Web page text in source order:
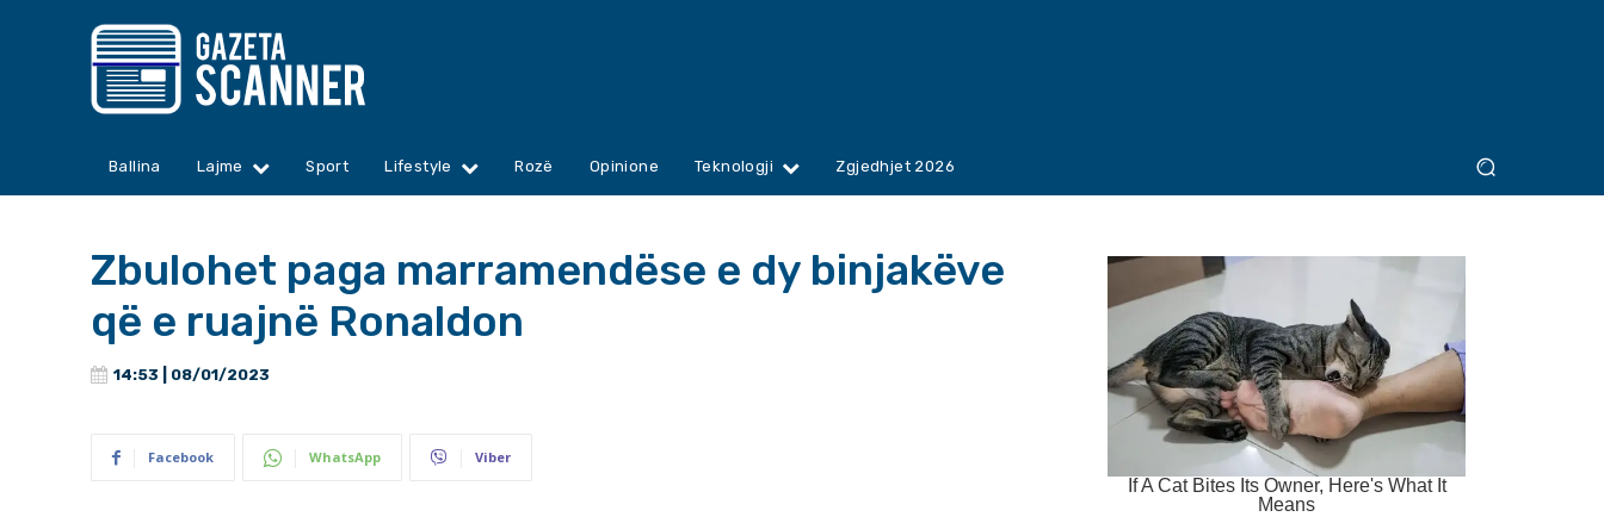
Ballina Lajme Sport Lifestyle Rozë Opinione Teknologji Zgjedhjet 2026
Zbulohet paga marramendëse e dy binjakëve
që e ruajnë Ronaldon
14:53 | 08/01/2023
Facebook WhatsApp Viber